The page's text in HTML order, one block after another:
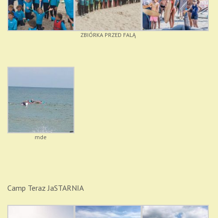
ZBIÓRKA PRZED FALĄ
mde
Camp Teraz JaSTARNIA